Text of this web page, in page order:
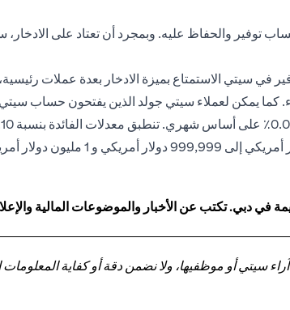
توفير والحفاظ عليه. وبمجرد أن تعتاد على الادخار،
في سيتي الاستمتاع بميزة الادخار بعدة عملات
كما يمكن لعملاء سيتي جولد الذين يفتحون حساب
بأرصدة تتراوح ما بين 10,000 دولار أمريكي إلى 999,999
دبي. تكتب عن الأخبار والموضوعات المالية
أو موظفيها، ولا نضمن دقة أو كفاية المعلومات